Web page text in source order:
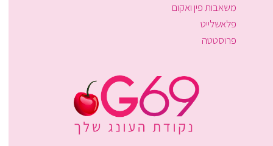
משאבות פין ואקום
פלאשלייט
פרוסטטה